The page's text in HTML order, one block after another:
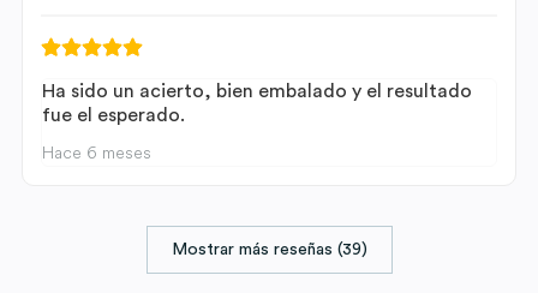
Ha sido un acierto, bien embalado y el resultado
fue el esperado.
Hace 6 meses
Mostrar más reseñas (39)